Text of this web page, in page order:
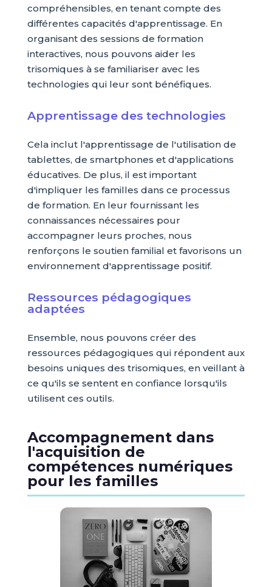
compréhensibles, en tenant compte des
différentes capacités d'apprentissage. En
organisant des sessions de formation
interactives, nous pouvons aider les
trisomiques à se familiariser avec les
technologies qui leur sont bénéfiques.
Apprentissage des technologies
Cela inclut l'apprentissage de l'utilisation de
tablettes, de smartphones et d'applications
éducatives. De plus, il est important
d'impliquer les familles dans ce processus
de formation. En leur fournissant les
connaissances nécessaires pour
accompagner leurs proches, nous
renforçons le soutien familial et favorisons un
environnement d'apprentissage positif.
Ressources pédagogiques
adaptées
Ensemble, nous pouvons créer des
ressources pédagogiques qui répondent aux
besoins uniques des trisomiques, en veillant à
ce qu'ils se sentent en confiance lorsqu'ils
utilisent ces outils.
Accompagnement dans
l'acquisition de
compétences numériques
pour les familles